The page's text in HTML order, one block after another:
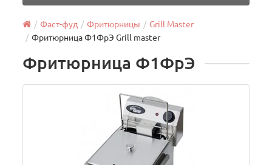
Фаст-фуд Фритюрницы
Grill Master
Фритюрница Ф1ФрЭ Grill master
Фритюрница Ф1ФрЭ